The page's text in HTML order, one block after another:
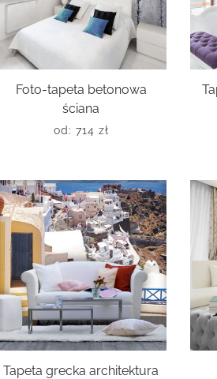
Foto-tapeta betonowa
ściana
od: 714 zł
Tapeta grecka architektura